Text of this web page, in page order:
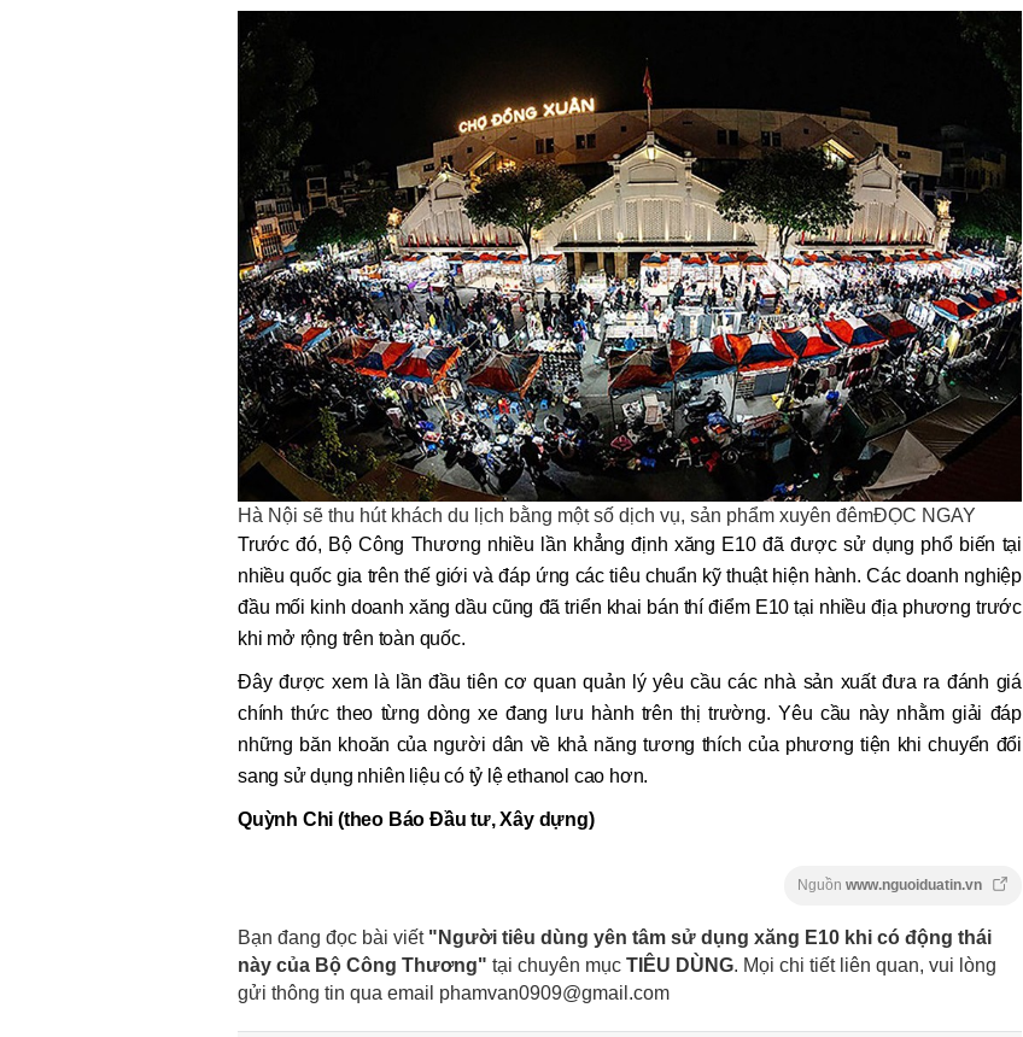
Hà Nội sẽ thu hút khách du lịch bằng một số dịch vụ, sản phẩm xuyên đêmĐỌC NGAY
Trước đó, Bộ Công Thương nhiều lần khẳng định xăng E10 đã được sử dụng phổ biến tại
nhiều quốc gia trên thế giới và đáp ứng các tiêu chuẩn kỹ thuật hiện hành. Các doanh nghiệp
đầu mối kinh doanh xăng dầu cũng đã triển khai bán thí điểm E10 tại nhiều địa phương trước
khi mở rộng trên toàn quốc.
Đây được xem là lần đầu tiên cơ quan quản lý yêu cầu các nhà sản xuất đưa ra đánh giá
chính thức theo từng dòng xe đang lưu hành trên thị trường. Yêu cầu này nhằm giải đáp
những băn khoăn của người dân về khả năng tương thích của phương tiện khi chuyển đổi
sang sử dụng nhiên liệu có tỷ lệ ethanol cao hơn.
Quỳnh Chi (theo Báo Đầu tư, Xây dựng)
Nguồn www.nguoiduatin.vn
Bạn đang đọc bài viết "Người tiêu dùng yên tâm sử dụng xăng E10 khi có động thái
này của Bộ Công Thương" tại chuyên mục TIÊU DÙNG. Mọi chi tiết liên quan, vui lòng
gửi thông tin qua email phamvan0909@gmail.com